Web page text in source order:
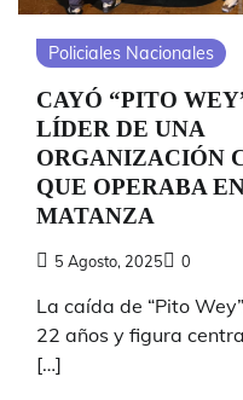
Policiales Nacionales
CAYÓ “PITO
LÍDER DE UNA
ORGANIZACIÓN
QUE OPERABA
MATANZA
5 Agosto, 2025 0
La caída de “Pito
22 años y figura
[…]